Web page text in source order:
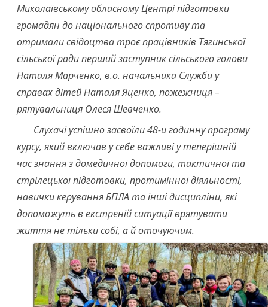
Миколаївському обласному Центрі підготовки
громадян до національного спротиву та
отримали свідоцтва троє працівників Тягинської
сільської ради перший заступник сільського голови
Наталя Марченко, в.о. начальника Служби у
справах дітей Наталя Яценко, пожежниця –
рятувальниця Олеся Шевченко.
Слухачі успішно засвоїли 48-и годинну програму
курсу, який включав у себе важливі у теперішній
час знання з домедичної допомоги, тактичної та
стрілецької підготовки, протимінної діяльності,
навички керування БПЛА та інші дисципліни, які
допоможуть в екстреній ситуації врятувати
життя не тільки собі, а й оточуючим.